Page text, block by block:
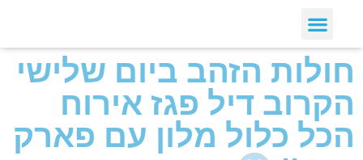
חולות הזהב ביום שלישי
הקרוב דיל פגז אירוח
הכל כלול מלון עם פארק